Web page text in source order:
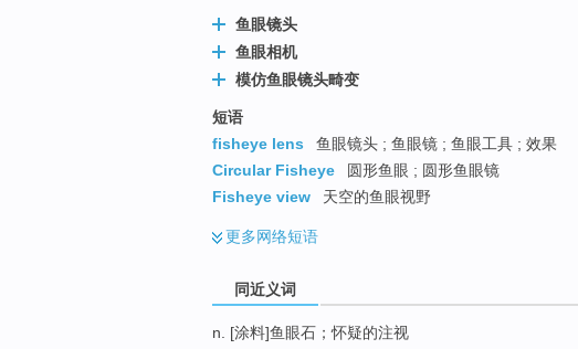
鱼眼镜头
鱼眼相机
模仿鱼眼镜头畸变
短语
fisheye lens
鱼眼镜头 ; 鱼眼镜 ; 鱼眼工具 ; 效果
Circular Fisheye
圆形鱼眼 ; 圆形鱼眼镜
Fisheye view
天空的鱼眼视野
更多网络短语
同近义词
n. [涂料]鱼眼石；怀疑的注视